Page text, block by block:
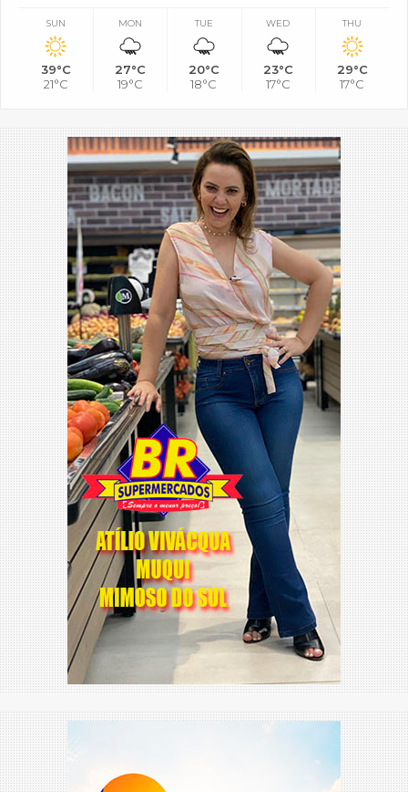
SUN
39°C
21°C
MON
27°C
19°C
TUE
20°C
18°C
WED
23°C
17°C
THU
29°C
17°C